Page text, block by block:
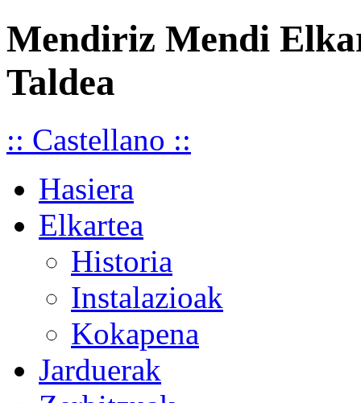
Mendiriz Mendi
Taldea
:: Castellano ::
Hasiera
Elkartea
Historia
Instalazioak
Kokapena
Jarduerak